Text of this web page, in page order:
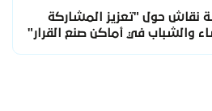
نقاش حول "تعزيز المشاركة
والشباب في أماكن صنع القرار"